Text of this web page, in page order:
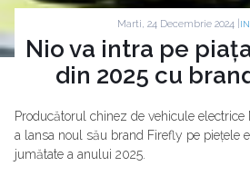
Marti, 24 Decembrie 2024 |
Nio va intra pe
din 2025 cu
Producătorul chinez de vehicule
a lansa noul său brand Firefly pe piețele
jumătate a anului 2025.